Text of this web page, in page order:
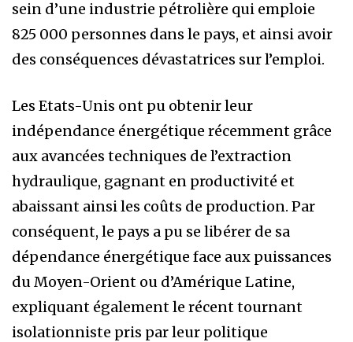
sein d’une industrie pétrolière qui emploie
825 000 personnes dans le pays, et ainsi avoir
des conséquences dévastatrices sur l’emploi.
Les Etats-Unis ont pu obtenir leur
indépendance énergétique récemment grâce
aux avancées techniques de l’extraction
hydraulique, gagnant en productivité et
abaissant ainsi les coûts de production. Par
conséquent, le pays a pu se libérer de sa
dépendance énergétique face aux puissances
du Moyen-Orient ou d’Amérique Latine,
expliquant également le récent tournant
isolationniste pris par leur politique